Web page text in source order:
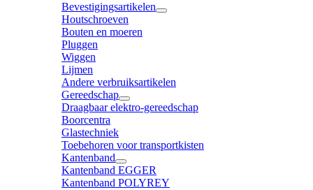
Bevestigingsartikelen
Houtschroeven
Bouten en moeren
Pluggen
Wiggen
Lijmen
Andere verbruiksartikelen
Gereedschap
Draagbaar elektro-gereedschap
Boorcentra
Glastechniek
Toebehoren voor transportkisten
Kantenband
Kantenband EGGER
Kantenband POLYREY